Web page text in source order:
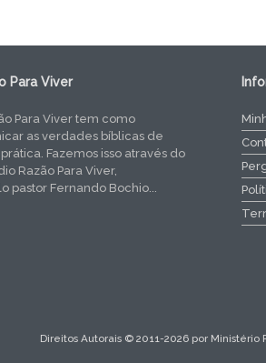
Para Viver
Para Viver tem como
as verdades bíblicas de
Fazemos isso através do
Razão Para Viver,
pastor Fernando Bochio...
Direitos Autorais © 2011-2026 por Ministério